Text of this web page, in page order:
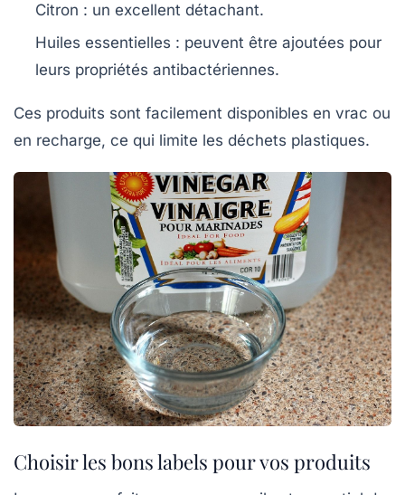
Citron : un excellent détachant.
Huiles essentielles : peuvent être ajoutées pour
leurs propriétés antibactériennes.
Ces produits sont facilement disponibles en vrac ou
en recharge, ce qui limite les déchets plastiques.
Choisir les bons labels pour vos produits